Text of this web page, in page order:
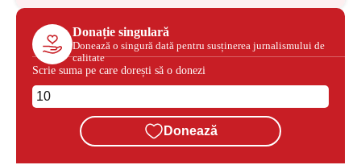
Donație singulară
Donează o singură dată pentru susținerea jurnalismului de
calitate
Scrie suma pe care dorești să o donezi
Donează